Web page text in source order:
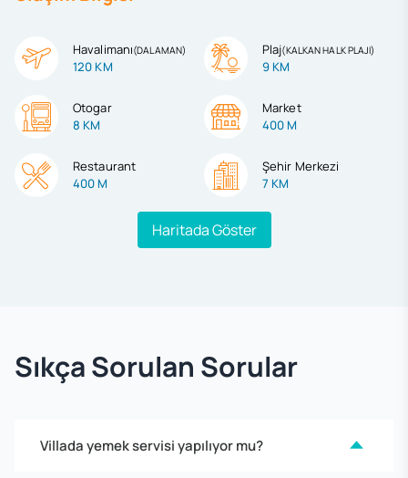
Havalimanı(DALAMAN)
120 KM
Plaj(KALKAN HALK PLAJI)
9 KM
Otogar
8 KM
Market
400 M
Restaurant
400 M
Şehir Merkezi
7 KM
Haritada Göster
Sıkça Sorulan Sorular
Villada yemek servisi yapılıyor mu?